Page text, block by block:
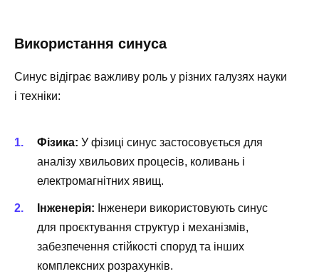
Використання синуса
Синус відіграє важливу роль у різних галузях науки
і техніки:
Фізика: У фізиці синус застосовується для
аналізу хвильових процесів, коливань і
електромагнітних явищ.
Інженерія: Інженери використовують синус
для проєктування структур і механізмів,
забезпечення стійкості споруд та інших
комплексних розрахунків.